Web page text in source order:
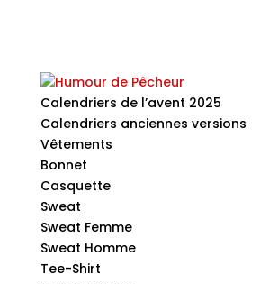
Calendriers de l’avent 2025
Calendriers anciennes versions
Vêtements
Bonnet
Casquette
Sweat
Sweat Femme
Sweat Homme
Tee-Shirt